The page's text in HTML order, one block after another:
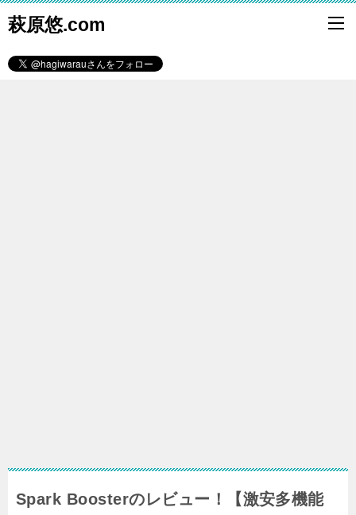
萩原悠.com
Spark Boosterのレビュー！【激安多機能